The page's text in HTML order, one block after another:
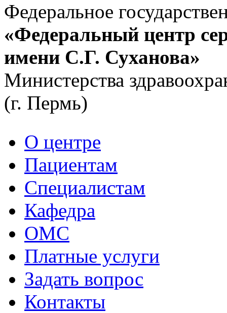
Федеральное
«Федеральный центр
имени С.Г. Суханова»
Министерства
(г. Пермь)
О центре
Пациентам
Специалистам
Кафедра
ОМС
Платные услуги
Задать вопрос
Контакты